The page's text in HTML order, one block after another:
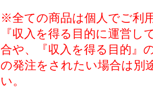
※全ての商品は個人でご利
『収入を得る目的に運営
合や、『収入を得る目的』
の発注をされたい場合は別
い。